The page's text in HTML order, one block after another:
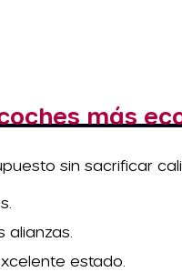
más
sin sacrificar
alianzas.
estado.